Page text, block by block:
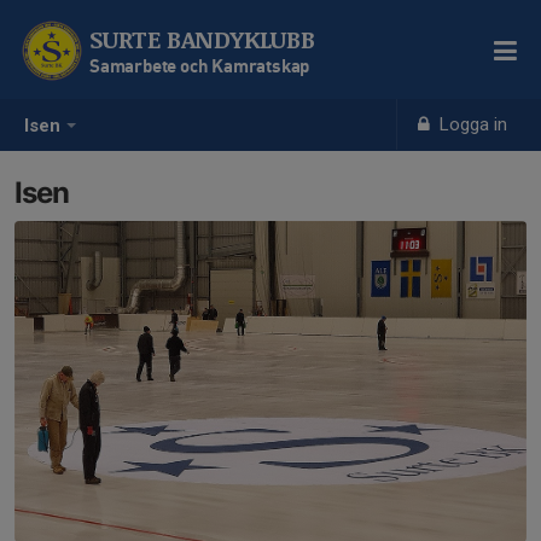
Isen Logga in
SURTE BANDYKLUBB
Samarbete och Kamratskap
Isen